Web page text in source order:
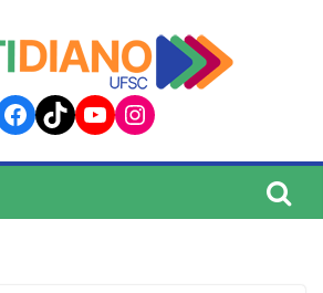
Facebook
TikTokYouTube
Instagram